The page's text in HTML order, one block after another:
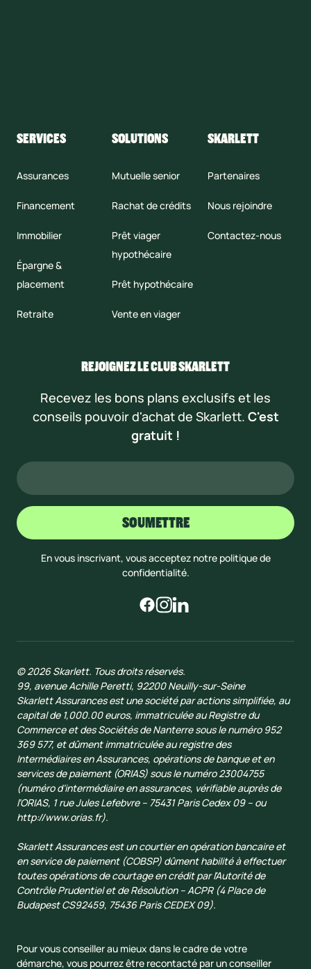
SERVICES
Assurances
Financement
Immobilier
Épargne &
placement
Retraite
SOLUTIONS
Mutuelle senior
Rachat de crédits
Prêt viager
hypothécaire
Prêt hypothécaire
Vente en viager
SKARLETT
Partenaires
Nous rejoindre
Contactez-nous
REJOIGNEZ LE CLUB SKARLETT
Recevez les bons plans exclusifs et les
conseils pouvoir d'achat de Skarlett. C'est
gratuit !
En vous inscrivant, vous acceptez notre politique de
confidentialité.
© 2026 Skarlett. Tous droits réservés.
99, avenue Achille Peretti, 92200 Neuilly-sur-Seine
Skarlett Assurances est une société par actions simplifiée, au
capital de 1,000.00 euros, immatriculée au Registre du
Commerce et des Sociétés de Nanterre sous le numéro 952
369 577, et dûment immatriculée au registre des
Intermédiaires en Assurances, opérations de banque et en
services de paiement (ORIAS) sous le numéro 23004755
(numéro d’intermédiaire en assurances, vérifiable auprès de
l’ORIAS, 1 rue Jules Lefebvre – 75431 Paris Cedex 09 – ou
http://www.orias.fr).
Skarlett Assurances est un courtier en opération bancaire et
en service de paiement (COBSP) dûment habilité à effectuer
toutes opérations de courtage en crédit par l'Autorité de
Contrôle Prudentiel et de Résolution – ACPR (4 Place de
Budapest CS92459, 75436 Paris CEDEX 09).
Pour vous conseiller au mieux dans le cadre de votre
démarche, vous pourrez être recontacté par un conseiller